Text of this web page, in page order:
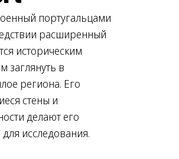
португальцами
расширенный
историческим
заглянуть в
региона. Его
стены и
делают его
исследования.